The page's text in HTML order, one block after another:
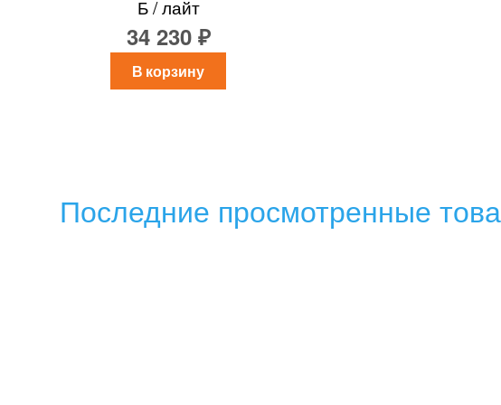
Б / лайт
34 230 ₽
В корзину
Последние просмотренные